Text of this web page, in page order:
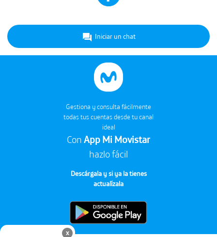
Chat en Línea
x
Iniciar un chat
Gestiona y consulta fácilmente
todas tus cuentas desde tu canal
ideal
Con App Mi Movistar
hazlo fácil
Descárgala y si ya la tienes
actualízala